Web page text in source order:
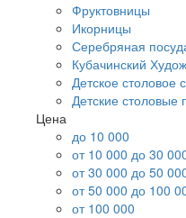
Фруктовницы
Икорницы
Серебряная
Кубачинский
Детское столовое
Детские столовые
Цена
до 10 000
от 10 000 до 30
от 30 000 до 50
от 50 000 до 100
от 100 000